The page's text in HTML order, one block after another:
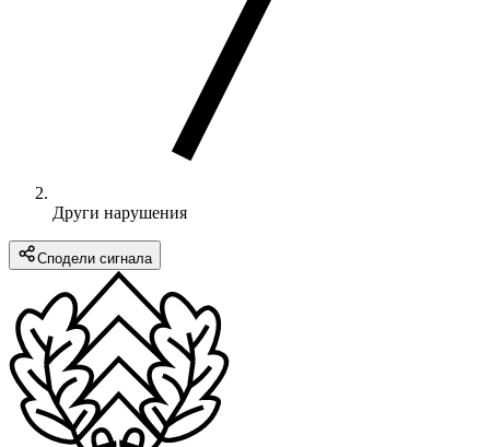
Други нарушения
Сподели сигнала